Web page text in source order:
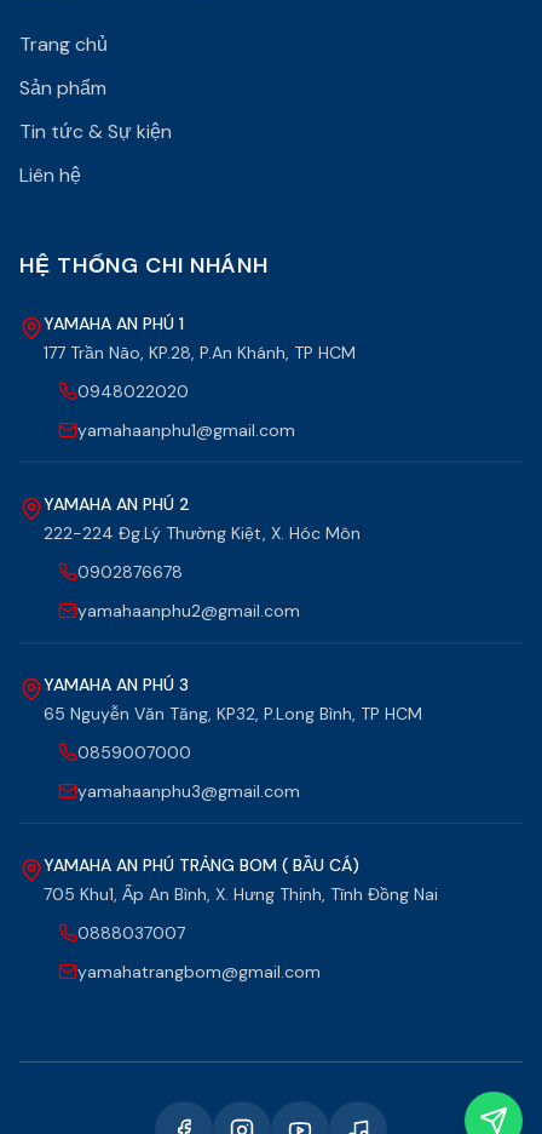
Trang chủ
Sản phẩm
Tin tức & Sự kiện
Liên hệ
HỆ THỐNG CHI NHÁNH
YAMAHA AN PHÚ 1
177 Trần Não, KP.28, P.An Khánh, TP HCM
0948022020
yamahaanphu1@gmail.com
YAMAHA AN PHÚ 2
222-224 Đg.Lý Thường Kiệt, X. Hóc Môn
0902876678
yamahaanphu2@gmail.com
YAMAHA AN PHÚ 3
65 Nguyễn Văn Tăng, KP32, P.Long Bình, TP HCM
0859007000
yamahaanphu3@gmail.com
YAMAHA AN PHÚ TRẢNG BOM ( BẦU CÁ)
705 Khu1, Ấp An Bình, X. Hưng Thịnh, Tĩnh Đồng Nai
0888037007
yamahatrangbom@gmail.com